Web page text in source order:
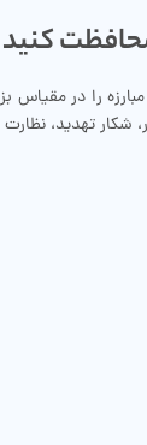
کنید
را در مقیاس